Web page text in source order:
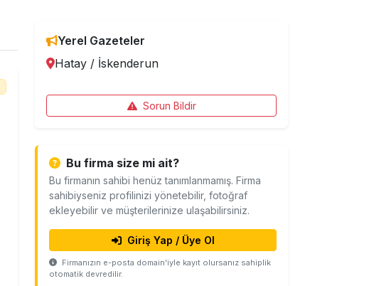
Yerel Gazeteler
Hatay / İskenderun
Sorun Bildir
Bu firma size mi ait?
Bu firmanın sahibi henüz tanımlanmamış. Firma
sahibiyseniz profilinizi yönetebilir, fotoğraf
ekleyebilir ve müşterilerinize ulaşabilirsiniz.
Giriş Yap / Üye Ol
Firmanızın e-posta domain'iyle kayıt olursanız sahiplik
otomatik devredilir.